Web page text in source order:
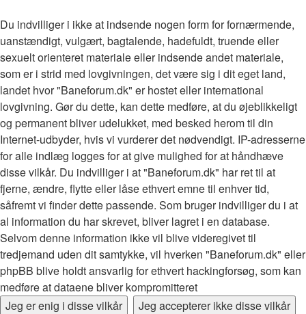
Du indvilliger i ikke at indsende nogen form for fornærmende,
uanstændigt, vulgært, bagtalende, hadefuldt, truende eller
sexuelt orienteret materiale eller indsende andet materiale,
som er i strid med lovgivningen, det være sig i dit eget land,
landet hvor "Baneforum.dk" er hostet eller international
lovgivning. Gør du dette, kan dette medføre, at du øjeblikkeligt
og permanent bliver udelukket, med besked herom til din
Internet-udbyder, hvis vi vurderer det nødvendigt. IP-adresserne
for alle indlæg logges for at give mulighed for at håndhæve
disse vilkår. Du indvilliger i at "Baneforum.dk" har ret til at
fjerne, ændre, flytte eller låse ethvert emne til enhver tid,
såfremt vi finder dette passende. Som bruger indvilliger du i at
al information du har skrevet, bliver lagret i en database.
Selvom denne information ikke vil blive videregivet til
tredjemand uden dit samtykke, vil hverken "Baneforum.dk" eller
phpBB blive holdt ansvarlig for ethvert hackingforsøg, som kan
medføre at dataene bliver kompromitteret